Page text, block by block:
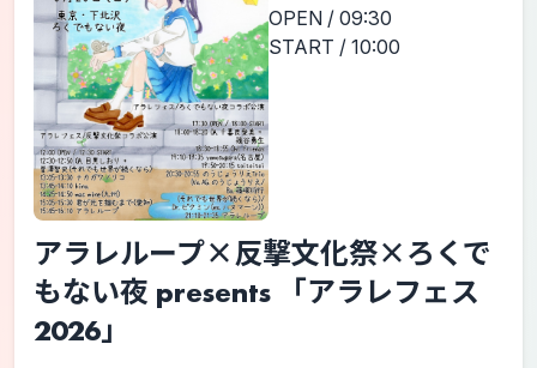
OPEN / 09:30
START / 10:00
アラレループ×反撃文化祭×ろくで
もない夜 presents 「アラレフェス
2026」